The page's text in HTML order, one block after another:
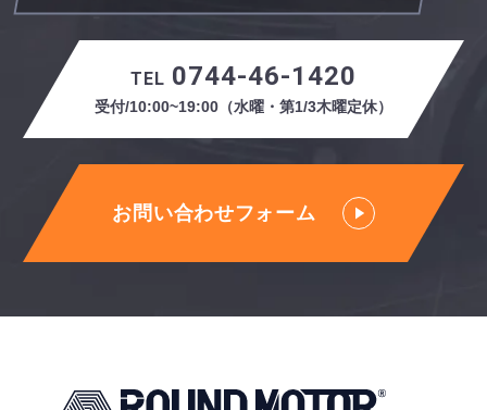
TEL 0744-46-1420
受付/10:00~19:00（水曜・第1/3木曜定休）
お問い合わせフォーム